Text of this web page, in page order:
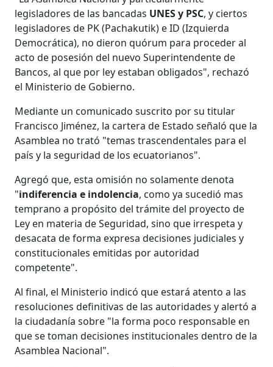
legisladores de las bancadas UNES y PSC, y ciertos
legisladores de PK (Pachakutik) e ID (Izquierda
Democrática), no dieron quórum para proceder al
acto de posesión del nuevo Superintendente de
Bancos, al que por ley estaban obligados", rechazó
el Ministerio de Gobierno.
Mediante un comunicado suscrito por su titular
Francisco Jiménez, la cartera de Estado señaló que la
Asamblea no trató "temas trascendentales para el
país y la seguridad de los ecuatorianos".
Agregó que, esta omisión no solamente denota
"indiferencia e indolencia, como ya sucedió mas
temprano a propósito del trámite del proyecto de
Ley en materia de Seguridad, sino que irrespeta y
desacata de forma expresa decisiones judiciales y
constitucionales emitidas por autoridad
competente".
Al final, el Ministerio indicó que estará atento a las
resoluciones definitivas de las autoridades y alertó a
la ciudadanía sobre "la forma poco responsable en
que se toman decisiones institucionales dentro de la
Asamblea Nacional".